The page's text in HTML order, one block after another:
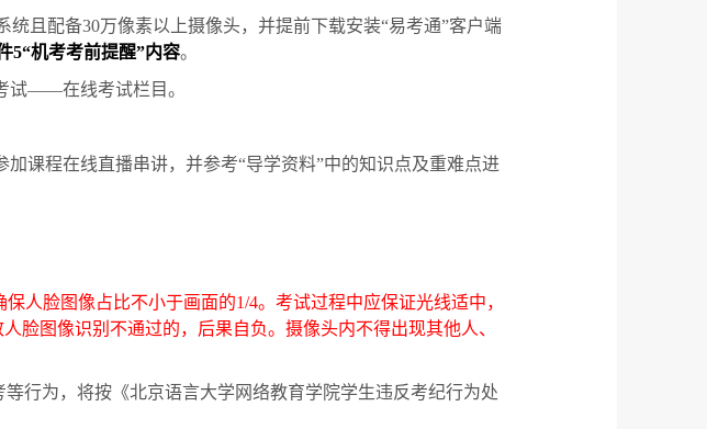
统且配备30万像素以上摄像头，并提前下载安装“易考通”客户端
5“机考考前提醒”内容。
试——在线考试栏目。
加课程在线直播串讲，并参考“导学资料”中的知识点及重难点进
人脸图像占比不小于画面的1/4。考试过程中应保证光线适中，
脸图像识别不通过的，后果自负。摄像头内不得出现其他人、
行为，将按《北京语言大学网络教育学院学生违反考纪行为处